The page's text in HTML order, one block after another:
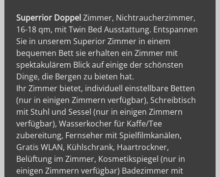
Superrior Doppel Zimmer, Nichtraucherzimmer,
16-18 qm, mit Twin Bed Ausstattung. Entspannen
Sie in unserem Superior Zimmer in einem
bequemen Bett sie erhalten ein Zimmer mit
spektakulärem Blick auf einige der schönsten
Dinge, die Bergen zu bieten hat.
Ihr Zimmer bietet, individuell einstellbare Betten
(nur in einigen Zimmern verfügbar), Schreibtisch
mit Stuhl und Sessel (nur in einigen Zimmern
verfügbar), Wasserkocher für Kaffe/Tee
zubereitung, Fernseher mit Spielfilmkanälen,
Gratis WLAN, Kühlschrank, Haartrockner,
Belüftung im Zimmer, Kosmetikspiegel (nur in
einigen Zimmern verfügbar) Badezimmer mit